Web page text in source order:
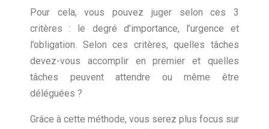
Pour cela, vous pouvez juger selon ces 3
critères : le degré d’importance, l’urgence et
l’obligation. Selon ces critères, quelles tâches
devez-vous accomplir en premier et quelles
tâches peuvent attendre ou même être
déléguées ?
Grâce à cette méthode, vous serez plus focus sur